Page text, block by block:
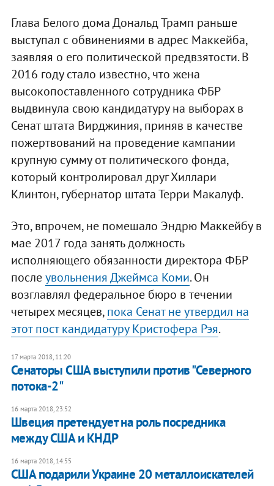
Глава Белого дома Дональд Трамп раньше
выступал с обвинениями в адрес Маккейба,
заявляя о его политической предвзятости. В
2016 году стало известно, что жена
высокопоставленного сотрудника ФБР
выдвинула свою кандидатуру на выборах в
Сенат штата Вирджиния, приняв в качестве
пожертвований на проведение кампании
крупную сумму от политического фонда,
который контролировал друг Хиллари
Клинтон, губернатор штата Терри Макалуф.
Это, впрочем, не помешало Эндрю Маккейбу в
мае 2017 года занять должность
исполняющего обязанности директора ФБР
послеувольнения Джеймса Коми. Он
возглавлял федеральное бюро в течении
четырех месяцев,пока Сенат не утвердил на
этот пост кандидатуру Кристофера Рэя.
17 марта 2018, 11:20
​Сенаторы США выступили против "Северного
потока-2"
16 марта 2018, 23:52
Швеция претендует на роль посредника
между США и КНДР
16 марта 2018, 14:55
США подарили Украине 20 металлоискателей